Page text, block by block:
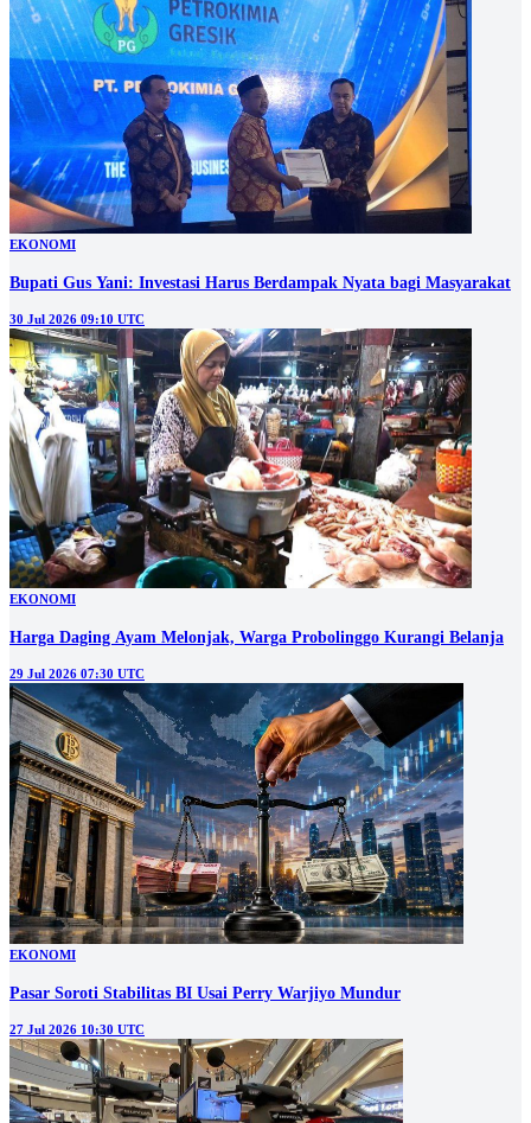
EKONOMI
Bupati Gus Yani: Investasi Harus Berdampak Nyata bagi Masyarakat
30 Jul 2026 09:10 UTC
EKONOMI
Harga Daging Ayam Melonjak, Warga Probolinggo Kurangi Belanja
29 Jul 2026 07:30 UTC
EKONOMI
Pasar Soroti Stabilitas BI Usai Perry Warjiyo Mundur
27 Jul 2026 10:30 UTC